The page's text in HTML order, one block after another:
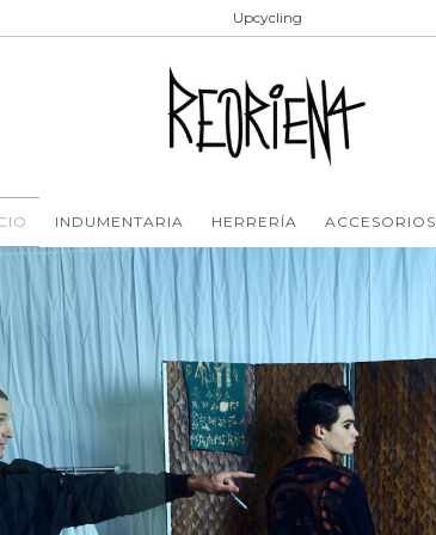
Upcycling
INDUMENTARIA HERRERÍA ACCESORIOS